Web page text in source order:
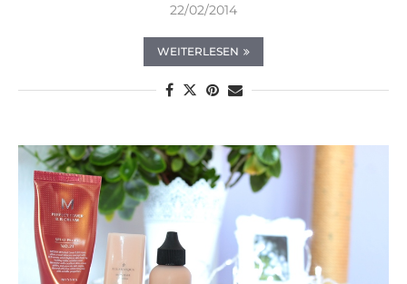
22/02/2014
WEITERLESEN